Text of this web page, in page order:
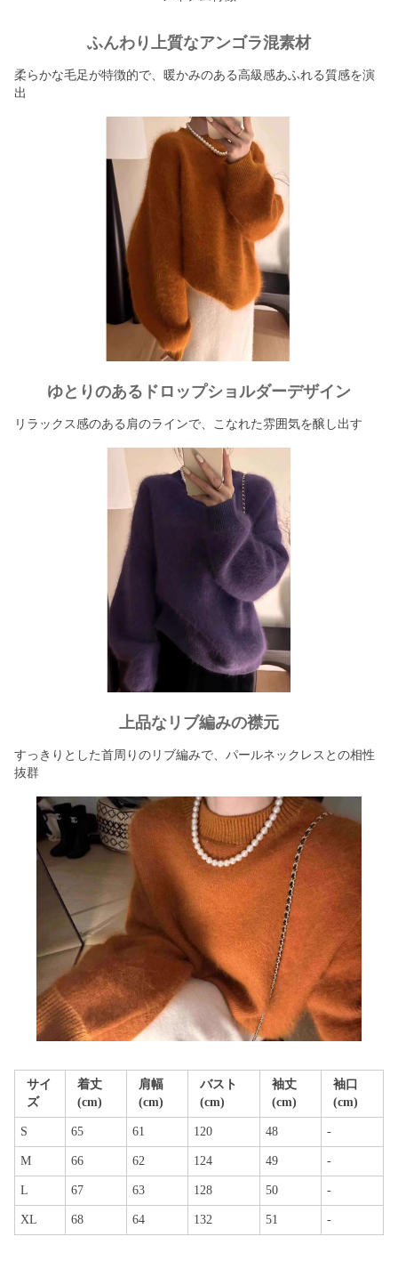
ふんわり上質なアンゴラ混素材
柔らかな毛足が特徴的で、暖かみのある高級感あふれる質感を演
出
ゆとりのあるドロップショルダーデザイン
リラックス感のある肩のラインで、こなれた雰囲気を醸し出す
上品なリブ編みの襟元
すっきりとした首周りのリブ編みで、パールネックレスとの相性
抜群
サイ
ズ
着丈
(cm)
肩幅
(cm)
バスト
(cm)
袖丈
(cm)
袖口
(cm)
S 65 61 120 48 -
M 66 62 124 49 -
L 67 63 128 50 -
XL 68 64 132 51 -